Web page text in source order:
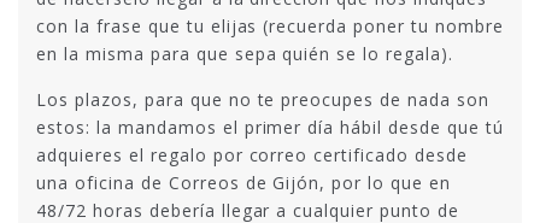
con la frase que tu elijas (recuerda poner tu nombre
en la misma para que sepa quién se lo regala).
Los plazos, para que no te preocupes de nada son
estos: la mandamos el primer día hábil desde que tú
adquieres el regalo por correo certificado desde
una oficina de Correos de Gijón, por lo que en
48/72 horas debería llegar a cualquier punto de